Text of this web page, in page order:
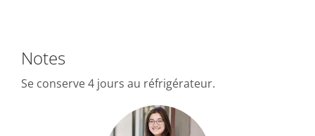
Notes
Se conserve 4 jours au réfrigérateur.